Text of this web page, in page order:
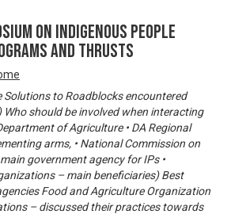
on Indigenous People
and Thrusts
Solutions to Roadblocks encountered
Who should be involved when interacting
of Agriculture • DA Regional
arms, • National Commission on
government agency for IPs •
– main beneficiaries) Best
Food and Agriculture Organization
– discussed their practices towards